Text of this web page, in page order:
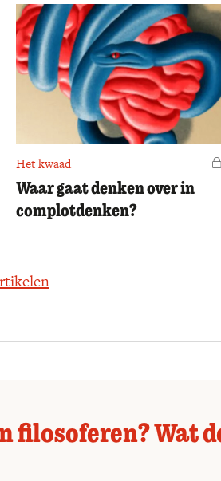
leden
Het kwaad
Waar gaat denken over in
complotdenken?
filosoferen? Wat